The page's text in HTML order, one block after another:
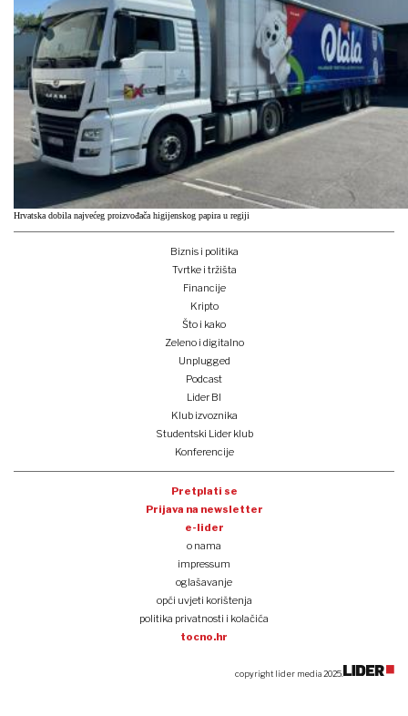
Hrvatska dobila najvećeg proizvođača higijenskog papira u regiji
Biznis i politika
Tvrtke i tržišta
Financije
Kripto
Što i kako
Zeleno i digitalno
Unplugged
Podcast
Lider BI
Klub izvoznika
Studentski Lider klub
Konferencije
Pretplati se
Prijava na newsletter
e-lider
o nama
impressum
oglašavanje
opći uvjeti korištenja
politika privatnosti i kolačića
tocno.hr
copyright lider media 2025.